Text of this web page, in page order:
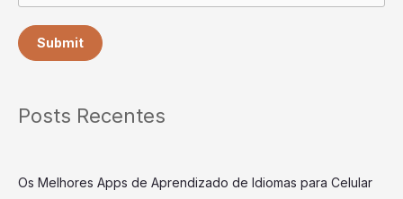
Submit
Posts Recentes
Os Melhores Apps de Aprendizado de Idiomas para Celular